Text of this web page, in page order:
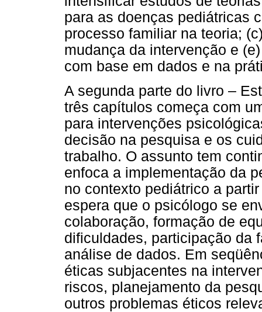
para as doenças pediátricas
processo familiar na teoria;
mudança da intervenção e
com base em dados e na
A segunda parte do livro –
três capítulos começa com
para intervenções
decisão na pesquisa e os
trabalho. O assunto tem
enfoca a implementação da
no contexto pediátrico a
espera que o psicólogo se
colaboração, formação de
dificuldades, participação da
análise de dados. Em
éticas subjacentes na
riscos, planejamento da
outros problemas éticos